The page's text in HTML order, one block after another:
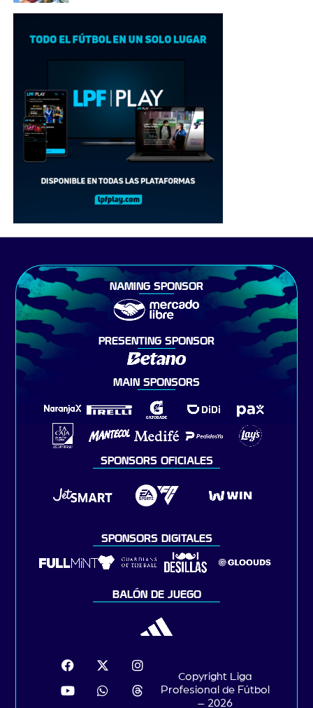
NAMING SPONSOR
PRESENTING SPONSOR
MAIN SPONSORS
SPONSORS OFICIALES
SPONSORS DIGITALES
BALÓN DE JUEGO
Copyright Liga
Profesional de Fútbol
– 2026